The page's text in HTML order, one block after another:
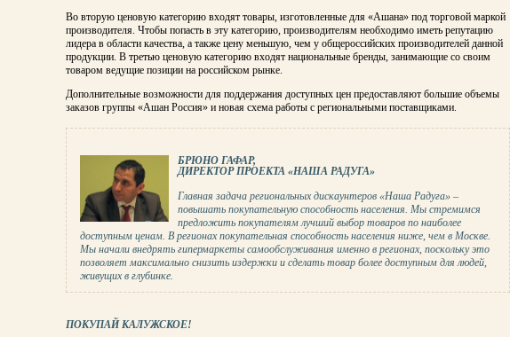
Во вторую ценовую категорию входят товары, изготовленные для «Ашана» под торговой маркой
производителя. Чтобы попасть в эту категорию, производителям необходимо иметь репутацию
лидера в области качества, а также цену меньшую, чем у общероссийских производителей данной
продукции. В третью ценовую категорию входят национальные бренды, занимающие со своим
товаром ведущие позиции на российском рынке.
Дополнительные возможности для поддержания доступных цен предоставляют большие объемы
заказов группы «Ашан Россия» и новая схема работы с региональными поставщиками.
БРЮНО ГАФАР,
ДИРЕКТОР ПРОЕКТА «НАША РАДУГА»
Главная задача региональных дискаунтеров «Наша Радуга» –
повышать покупательную способность населения. Мы стремимся
предложить покупателям лучший выбор товаров по наиболее
доступным ценам. В регионах покупательная способность населения ниже, чем в Москве.
Мы начали внедрять гипермаркеты самообслуживания именно в регионах, поскольку это
позволяет максимально снизить издержки и сделать товар более доступным для людей,
живущих в глубинке.
ПОКУПАЙ КАЛУЖСКОЕ!